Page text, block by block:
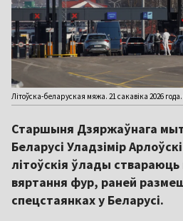
Літоўска-беларуская мяжа. 21 сакавіка 2026
Старшыня Дзяржаўнага
Беларусі Уладзімір
літоўскія ўлады
вяртання фур, раней
спецстаянках у Беларусі.